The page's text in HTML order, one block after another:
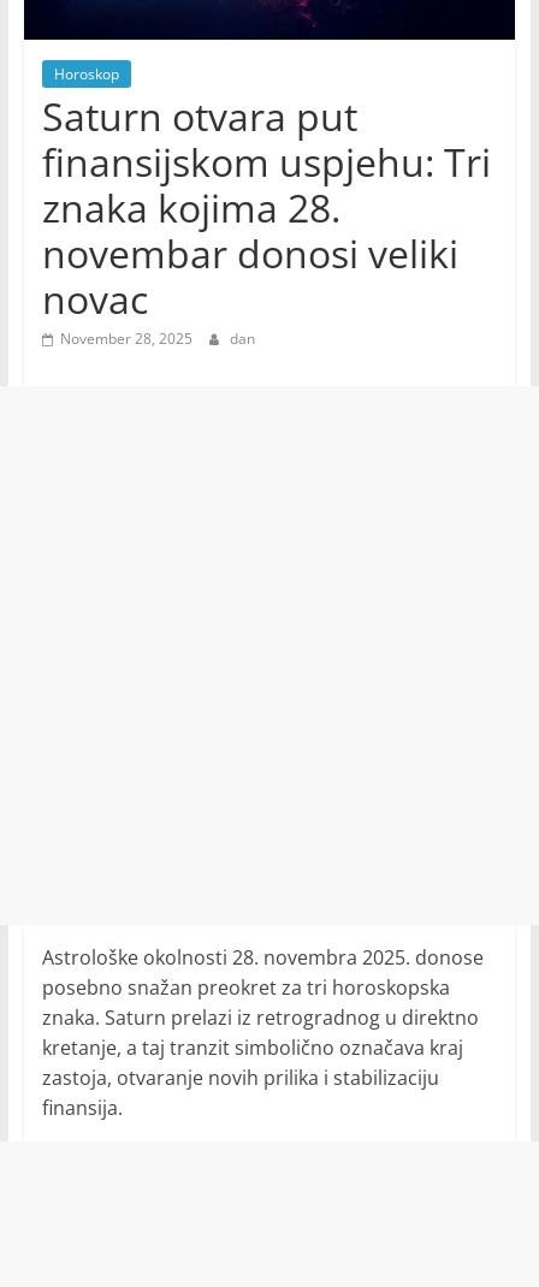
Horoskop
Saturn otvara put
finansijskom uspjehu: Tri
znaka kojima 28.
novembar donosi veliki
novac
November 28, 2025 dan
Astrološke okolnosti 28. novembra 2025. donose
posebno snažan preokret za tri horoskopska
znaka. Saturn prelazi iz retrogradnog u direktno
kretanje, a taj tranzit simbolično označava kraj
zastoja, otvaranje novih prilika i stabilizaciju
finansija.